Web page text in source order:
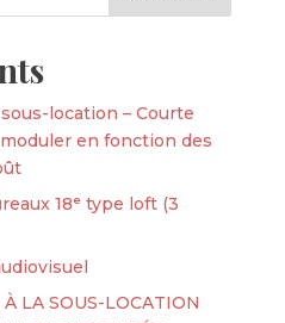
location – Courte
en fonction des
18ᵉ type loft (3
LA SOUS-LOCATION